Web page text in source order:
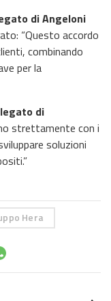
di Angeloni
“Questo accordo
combinando
per la
di
strettamente con i
soluzioni
Hera